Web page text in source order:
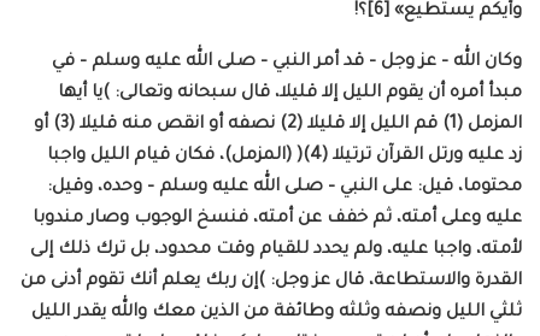
وأيكم يستطيع» [6]؟!
وكان الله – عز وجل – قد أمر النبي – صلى الله عليه وسلم – في
مبدأ أمره أن يقوم الليل إلا قليلا، قال سبحانه وتعالى: )يا أيها
المزمل (1) قم الليل إلا قليلا (2) نصفه أو انقص منه قليلا (3) أو
زد عليه ورتل القرآن ترتيلا (4)( (المزمل)، فكان قيام الليل واجبا
محتوما، قيل: على النبي – صلى الله عليه وسلم – وحده، وقيل:
عليه وعلى أمته، ثم خفف عن أمته، فنسخ الوجوب وصار مندوبا
لأمته، واجبا عليه، ولم يحدد للقيام وقت محدود، بل ترك ذلك إلى
القدرة والاستطاعة، قال عز وجل: )إن ربك يعلم أنك تقوم أدنى من
ثلثي الليل ونصفه وثلثه وطائفة من الذين معك والله يقدر الليل